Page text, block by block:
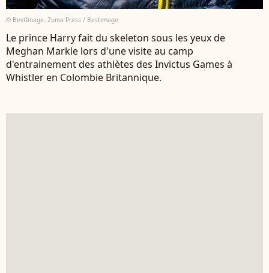
© BestImage, Zuma Press / Bestimage
Le prince Harry fait du skeleton sous les yeux de
Meghan Markle lors d'une visite au camp
d'entrainement des athlètes des Invictus Games à
Whistler en Colombie Britannique.